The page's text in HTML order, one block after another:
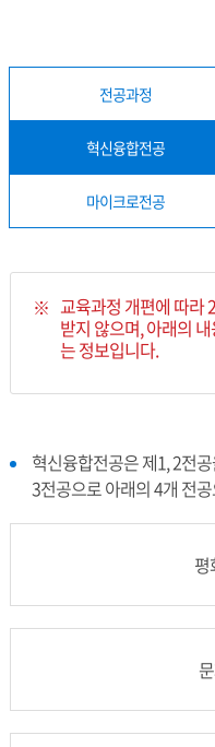
전공과정
혁신융합전공
마이크로전공
교육과정 개편에 따라
받지 않으며, 아래의
는 정보입니다.
혁신융합전공은 제1, 2전
3전공으로 아래의 4개 전